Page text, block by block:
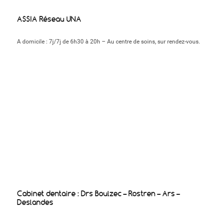
ASSIA Réseau UNA
A domicile : 7j/7j de 6h30 à 20h – Au centre de soins, sur rendez-vous.
Cabinet dentaire : Drs Boulzec – Rostren – Ars –
Deslandes